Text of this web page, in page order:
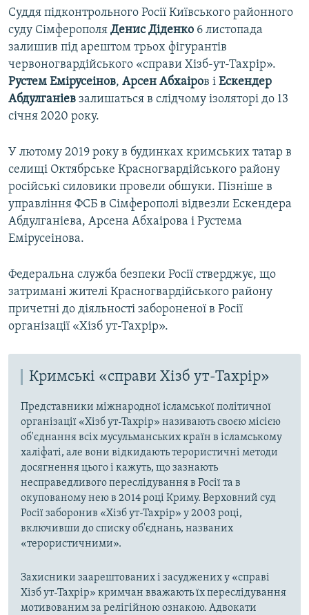
Суддя підконтрольного Росії Київського районного
суду Сімферополя Денис Діденко 6 листопада
залишив під арештом трьох фігурантів
червоногвардійського «справи Хізб-ут-Тахрір».
Рустем Емірусеінов, Арсен Абхаіров і Ескендер
Абдулганіев залишаться в слідчому ізоляторі до 13
січня 2020 року.
У лютому 2019 року в будинках кримських татар в
селищі Октябрське Красногвардійського району
російські силовики провели обшуки. Пізніше в
управління ФСБ в Сімферополі відвезли Ескендера
Абдулганіева, Арсена Абхаірова і Рустема
Емірусеінова.
Федеральна служба безпеки Росії стверджує, що
затримані жителі Красногвардійського району
причетні до діяльності забороненої в Росії
організації «Хізб ут-Тахрір».
Кримські «справи Хізб ут-Тахрір»
Представники міжнародної ісламської політичної
організації «Хізб ут-Тахрір» називають своєю місією
об'єднання всіх мусульманських країн в ісламському
халіфаті, але вони відкидають терористичні методи
досягнення цього і кажуть, що зазнають
несправедливого переслідування в Росії та в
окупованому нею в 2014 році Криму. Верховний суд
Росії заборонив «Хізб ут-Тахрір» у 2003 році,
включивши до списку об'єднань, названих
«терористичними».
Захисники заарештованих і засуджених у «справі
Хізб ут-Тахрір» кримчан вважають їх переслідування
мотивованим за релігійною ознакою. Адвокати